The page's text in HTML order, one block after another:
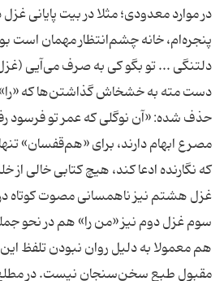
در موارد معدودی؛ مثلا در بیت پایانی
پنجره‌ام، خانه چشم‌انتظار مهمان
دست مته به خشخاش گذاشتن‌ها که
حذف شده: «آن نوگلی که عمر تو فرسود
مصرع ابهام دارند، برای «هم‌قفسان»
که نگارنده ادعا کند، هیچ کتابی خالی
غزل هشتم نیز ناهمسانی مصوت کوتاه در
سوم غزل دوم نیز «من را» هم در نحو
هم معمولا به دلیل روان نبودن تلفظ
مقبول طبع سخن‌سنجان نیست. در